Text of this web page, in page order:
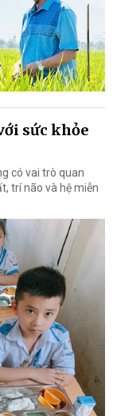
sức khỏe
có vai trò quan
trí não và hệ miễn